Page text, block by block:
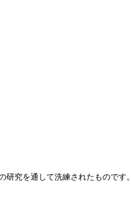
究を通して洗練されたものです。